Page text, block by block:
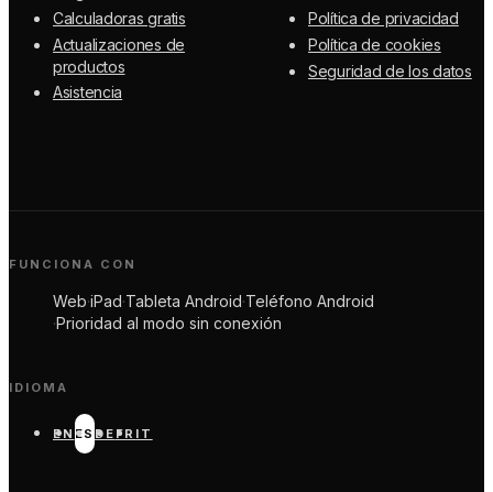
Calculadoras gratis
Actualizaciones de
productos
Asistencia
Política de privacidad
Política de cookies
Seguridad de los datos
FUNCIONA CON
Web·iPad·Tableta Android·Teléfono Android
·Prioridad al modo sin conexión
IDIOMA
EN ES DE FR IT